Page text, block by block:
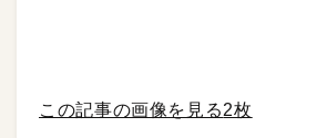
この記事の画像を見る2枚